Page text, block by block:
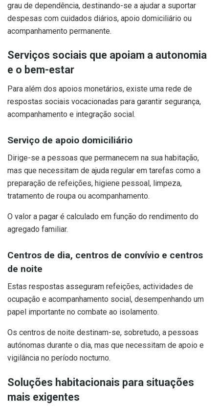
grau de dependência, destinando-se a ajudar a suportar
despesas com cuidados diários, apoio domiciliário ou
acompanhamento permanente.
Serviços sociais que apoiam a autonomia
e o bem-estar
Para além dos apoios monetários, existe uma rede de
respostas sociais vocacionadas para garantir segurança,
acompanhamento e integração social.
Serviço de apoio domiciliário
Dirige-se a pessoas que permanecem na sua habitação,
mas que necessitam de ajuda regular em tarefas como a
preparação de refeições, higiene pessoal, limpeza,
tratamento de roupa ou acompanhamento.
O valor a pagar é calculado em função do rendimento do
agregado familiar.
Centros de dia, centros de convívio e centros
de noite
Estas respostas asseguram refeições, actividades de
ocupação e acompanhamento social, desempenhando um
papel importante no combate ao isolamento.
Os centros de noite destinam-se, sobretudo, a pessoas
autónomas durante o dia, mas que necessitam de apoio e
vigilância no período nocturno.
Soluções habitacionais para situações
mais exigentes